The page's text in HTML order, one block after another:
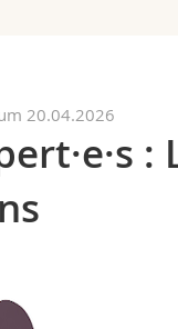
20.04.2026